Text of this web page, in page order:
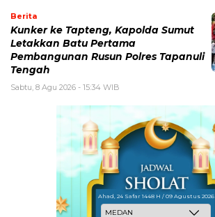
Berita
Kunker ke Tapteng, Kapolda Sumut
Letakkan Batu Pertama
Pembangunan Rusun Polres Tapanuli
Tengah
Sabtu, 8 Agu 2026 - 15:34 WIB
Ahad, 24 Safar 1448 H / 09 Agustus 2026